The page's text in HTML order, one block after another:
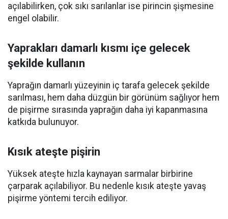
açılabilirken, çok sıkı sarılanlar ise pirincin şişmesine
engel olabilir.
Yaprakları damarlı kısmı içe gelecek
şekilde kullanın
Yaprağın damarlı yüzeyinin iç tarafa gelecek şekilde
sarılması, hem daha düzgün bir görünüm sağlıyor hem
de pişirme sırasında yaprağın daha iyi kapanmasına
katkıda bulunuyor.
Kısık ateşte pişirin
Yüksek ateşte hızla kaynayan sarmalar birbirine
çarparak açılabiliyor. Bu nedenle kısık ateşte yavaş
pişirme yöntemi tercih ediliyor.